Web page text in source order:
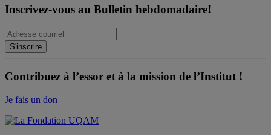
Inscrivez-vous au Bulletin hebdomadaire!
Contribuez à l’essor et à la mission de l’Institut !
Je fais un don